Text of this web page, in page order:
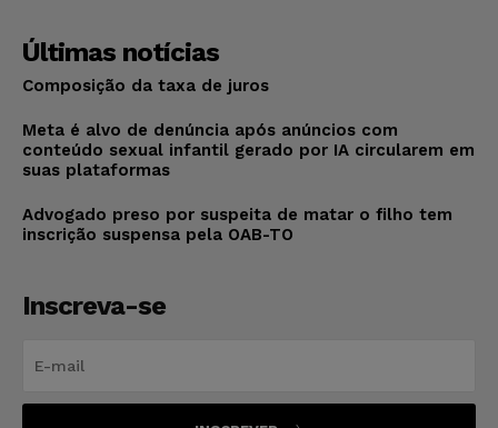
Últimas notícias
Composição da taxa de juros
Meta é alvo de denúncia após anúncios com
conteúdo sexual infantil gerado por IA circularem em
suas plataformas
Advogado preso por suspeita de matar o filho tem
inscrição suspensa pela OAB-TO
Inscreva-se